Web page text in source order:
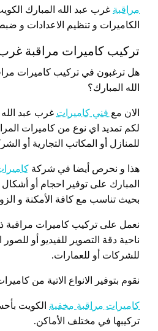
مراقبة غرب عبد الله المبارك
الكاميرات و تنظيم الاعدادات و
تركيب كاميرات مراقبة غرب
هل ترغبون في تركيب كاميرات
الله المبارك؟
الان مع فني كاميرات غرب عبد
لكم تمديد اي نوع من كاميرات
للمنازل أو المكاتب التجارية أو
هذا و نحرص أيضا في شركة
المبارك على توفير احجام أو
بحيث تناسب مع كافة الأمكنة و
نعمل على تركيب كاميرات مراقبة
ناحية دقة التصوير للفيديو أو للصور
للشركات أو للعمارات.
نقوم بتوفير الانواع الاتية من
كاميرات مراقبة مخفية الكويت
تركيبها في مختلف الأماكن.